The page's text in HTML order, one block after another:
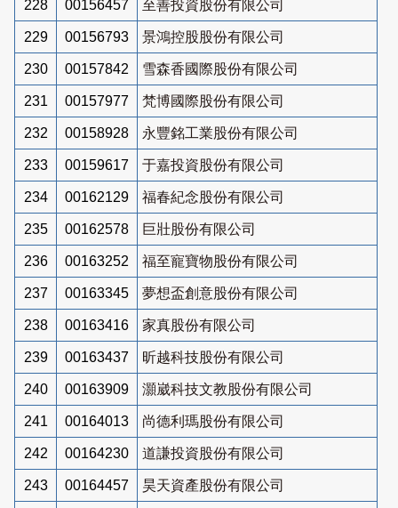
228 00156457 至善投資股份有限公司
229 00156793 景鴻控股股份有限公司
230 00157842 雪森香國際股份有限公司
231 00157977 梵博國際股份有限公司
232 00158928 永豐銘工業股份有限公司
233 00159617 于嘉投資股份有限公司
234 00162129 福春紀念股份有限公司
235 00162578 巨壯股份有限公司
236 00163252 福至寵寶物股份有限公司
237 00163345 夢想盃創意股份有限公司
238 00163416 家真股份有限公司
239 00163437 昕越科技股份有限公司
240 00163909 灝崴科技文教股份有限公司
241 00164013 尚德利瑪股份有限公司
242 00164230 道謙投資股份有限公司
243 00164457 昊天資產股份有限公司